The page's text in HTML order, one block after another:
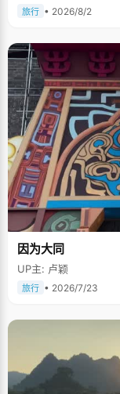
旅行 • 2026/8/2
因为大同
UP主: 卢颖
旅行 • 2026/7/23